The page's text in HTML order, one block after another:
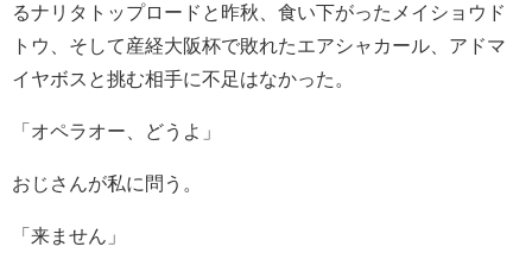
るナリタトップロードと昨秋、食い下がったメイショウド
トウ、そして産経大阪杯で敗れたエアシャカール、アドマ
イヤボスと挑む相手に不足はなかった。
「オペラオー、どうよ」
おじさんが私に問う。
「来ません」